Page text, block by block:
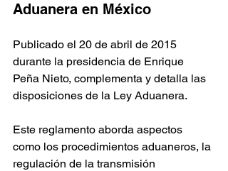
Aduanera en México
Publicado el 20 de abril de 2015
durante la presidencia de Enrique
Peña Nieto, complementa y detalla las
disposiciones de la Ley Aduanera.
Este reglamento aborda aspectos
como los procedimientos aduaneros, la
regulación de la transmisión